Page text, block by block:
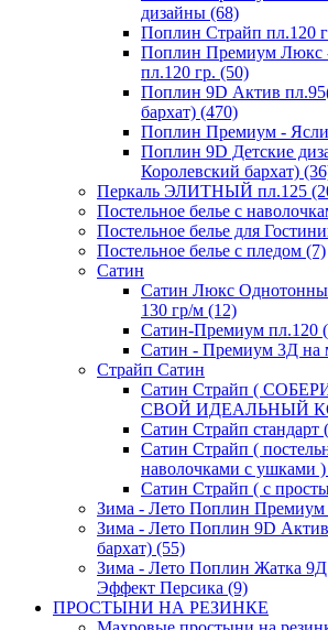
дизайны (68)
Поплин Страйп пл.120
Поплин Премиум Люкс
пл.120 гр. (50)
Поплин 9D Актив
бархат) (470)
Поплин Премиум -
Поплин 9D Детские
Королевский бархат)
Перкаль ЭЛИТНЫЙ пл.125
Постельное белье с
Постельное белье для
Постельное белье с пледом (7)
Сатин
Сатин Люкс
130 гр/м (12)
Сатин-Премиум пл.120
Сатин - Премиум 3Д на
Страйп Сатин
Сатин Страйп (
СВОЙ ИДЕАЛЬНЫЙ
Сатин Страйп стандарт
Сатин Страйп (
наволочками с ушками
Сатин Страйп ( с
Зима - Лето Поплин
Зима - Лето Поплин 9D Актив
бархат) (55)
Зима - Лето Поплин Жатка
Эффект Персика (9)
ПРОСТЫНИ НА РЕЗИНКЕ